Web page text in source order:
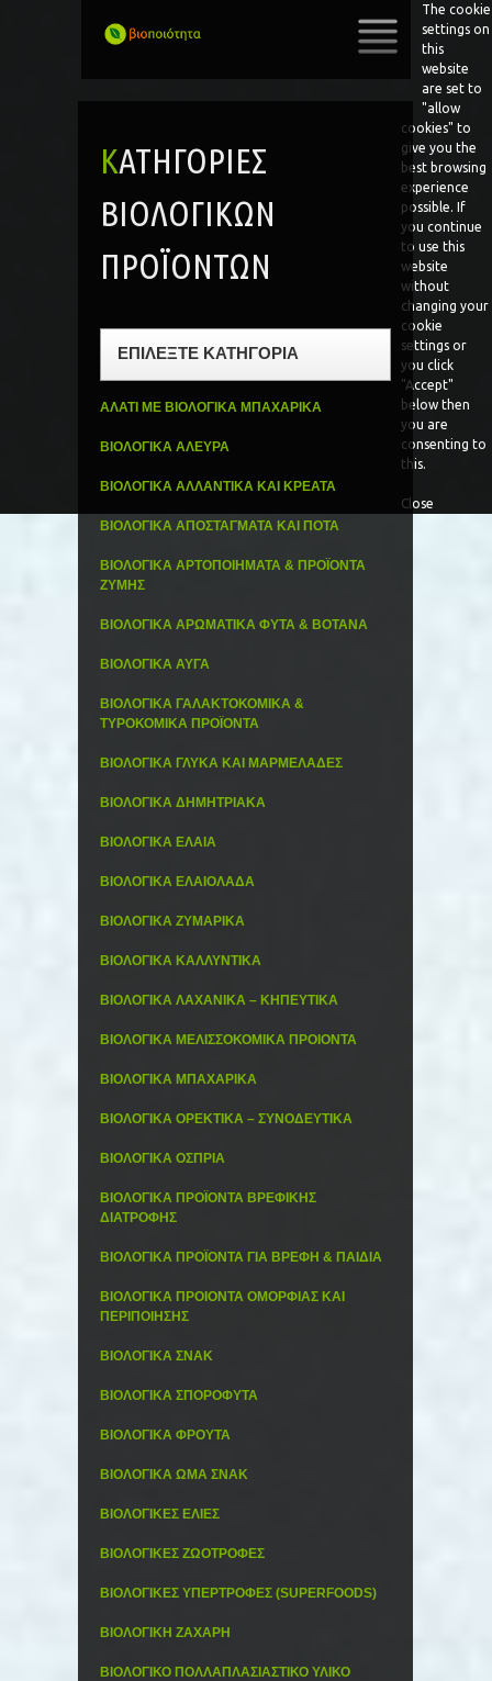
ΚΑΤΗΓΟΡΊΕΣ
ΒΙΟΛΟΓΙΚΏΝ
ΠΡΟΪΌΝΤΩΝ
ΕΠΙΛΕΞΤΕ ΚΑΤΗΓΟΡΙΑ
ΑΛΑΤΙ ΜΕ ΒΙΟΛΟΓΙΚΑ ΜΠΑΧΑΡΙΚΑ
ΒΙΟΛΟΓΙΚΑ ΑΛΕΥΡΑ
ΒΙΟΛΟΓΙΚΑ ΑΛΛΑΝΤΙΚΑ ΚΑΙ ΚΡΕΑΤΑ
ΒΙΟΛΟΓΙΚΑ ΑΠΟΣΤΑΓΜΑΤΑ ΚΑΙ ΠΟΤΑ
ΒΙΟΛΟΓΙΚΑ ΑΡΤΟΠΟΙΗΜΑΤΑ & ΠΡΟΪΟΝΤΑ
ΖΥΜΗΣ
ΒΙΟΛΟΓΙΚΑ ΑΡΩΜΑΤΙΚΑ ΦΥΤΑ & ΒΟΤΑΝΑ
ΒΙΟΛΟΓΙΚΑ ΑΥΓΑ
ΒΙΟΛΟΓΙΚΑ ΓΑΛΑΚΤΟΚΟΜΙΚΑ &
ΤΥΡΟΚΟΜΙΚΑ ΠΡΟΪΟΝΤΑ
ΒΙΟΛΟΓΙΚΑ ΓΛΥΚΑ ΚΑΙ ΜΑΡΜΕΛΑΔΕΣ
ΒΙΟΛΟΓΙΚΑ ΔΗΜΗΤΡΙΑΚΑ
ΒΙΟΛΟΓΙΚΑ ΕΛΑΙΑ
ΒΙΟΛΟΓΙΚΑ ΕΛΑΙΟΛΑΔΑ
ΒΙΟΛΟΓΙΚΑ ΖΥΜΑΡΙΚΑ
ΒΙΟΛΟΓΙΚΑ ΚΑΛΛΥΝΤΙΚΑ
ΒΙΟΛΟΓΙΚΑ ΛΑΧΑΝΙΚΑ – ΚΗΠΕΥΤΙΚΑ
ΒΙΟΛΟΓΙΚΑ ΜΕΛΙΣΣΟΚΟΜΙΚΑ ΠΡΟΙΟΝΤΑ
ΒΙΟΛΟΓΙΚΑ ΜΠΑΧΑΡΙΚΑ
ΒΙΟΛΟΓΙΚΑ ΟΡΕΚΤΙΚΑ – ΣΥΝΟΔΕΥΤΙΚΑ
ΒΙΟΛΟΓΙΚΑ ΟΣΠΡΙΑ
ΒΙΟΛΟΓΙΚΑ ΠΡΟΪΟΝΤΑ ΒΡΕΦΙΚΗΣ
ΔΙΑΤΡΟΦΗΣ
ΒΙΟΛΟΓΙΚΑ ΠΡΟΪΟΝΤΑ ΓΙΑ ΒΡΕΦΗ & ΠΑΙΔΙΑ
ΒΙΟΛΟΓΙΚΑ ΠΡΟΙΟΝΤΑ ΟΜΟΡΦΙΑΣ ΚΑΙ
ΠΕΡΙΠΟΙΗΣΗΣ
ΒΙΟΛΟΓΙΚΑ ΣΝΑΚ
ΒΙΟΛΟΓΙΚΑ ΣΠΟΡΟΦΥΤΑ
ΒΙΟΛΟΓΙΚΑ ΦΡΟΥΤΑ
ΒΙΟΛΟΓΙΚΑ ΩΜΑ ΣΝΑΚ
ΒΙΟΛΟΓΙΚΕΣ ΕΛΙΕΣ
ΒΙΟΛΟΓΙΚΕΣ ΖΩΟΤΡΟΦΕΣ
ΒΙΟΛΟΓΙΚΕΣ ΥΠΕΡΤΡΟΦΕΣ (SUPERFOODS)
ΒΙΟΛΟΓΙΚΗ ΖΑΧΑΡΗ
ΒΙΟΛΟΓΙΚΟ ΠΟΛΛΑΠΛΑΣΙΑΣΤΙΚΟ ΥΛΙΚΟ
The cookie
settings on
this
website
are set to
"allow
cookies" to
give you the
best browsing
experience
possible. If
you continue
to use this
website
without
changing your
cookie
settings or
you click
"Accept"
below then
you are
consenting to
this.
Close